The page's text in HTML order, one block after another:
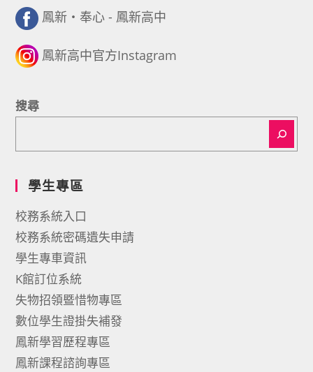
鳳新・奉心 - 鳳新高中
鳳新高中官方Instagram
搜尋
學生專區
校務系統入口
校務系統密碼遺失申請
學生專車資訊
K館訂位系統
失物招領暨惜物專區
數位學生證掛失補發
鳳新學習歷程專區
鳳新課程諮詢專區